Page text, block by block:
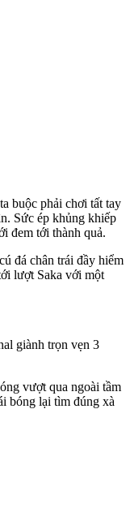
buộc phải chơi tất tay
Sức ép khủng khiếp
đem tới thành quả.
đá chân trái đầy hiểm
lượt Saka với một
giành trọn vẹn 3
vượt qua ngoài tầm
bóng lại tìm đúng xà